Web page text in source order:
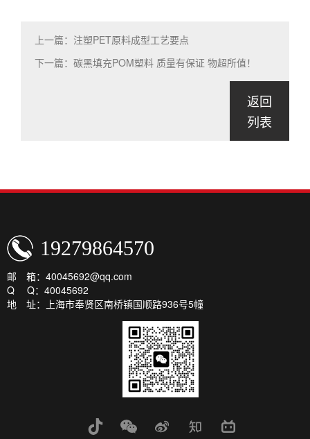
上一篇：注塑PET原料成型工艺要点
下一篇：碳黑填充POM塑料 质量有保证 物超所值！
返回
列表
19279864570
邮 箱：40045692@qq.com
Q Q：40045692
地 址：上海市奉贤区南桥镇国顺路936号5幢